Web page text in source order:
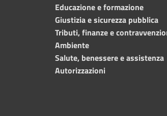
Educazione e formazione
Giustizia e sicurezza pubblica
Tributi, finanze e
Ambiente
Salute, benessere e assistenza
Autorizzazioni